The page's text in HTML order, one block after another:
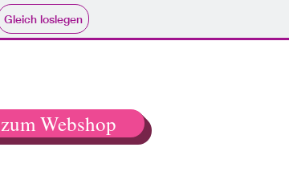
Gleich loslegen
zum Webshop